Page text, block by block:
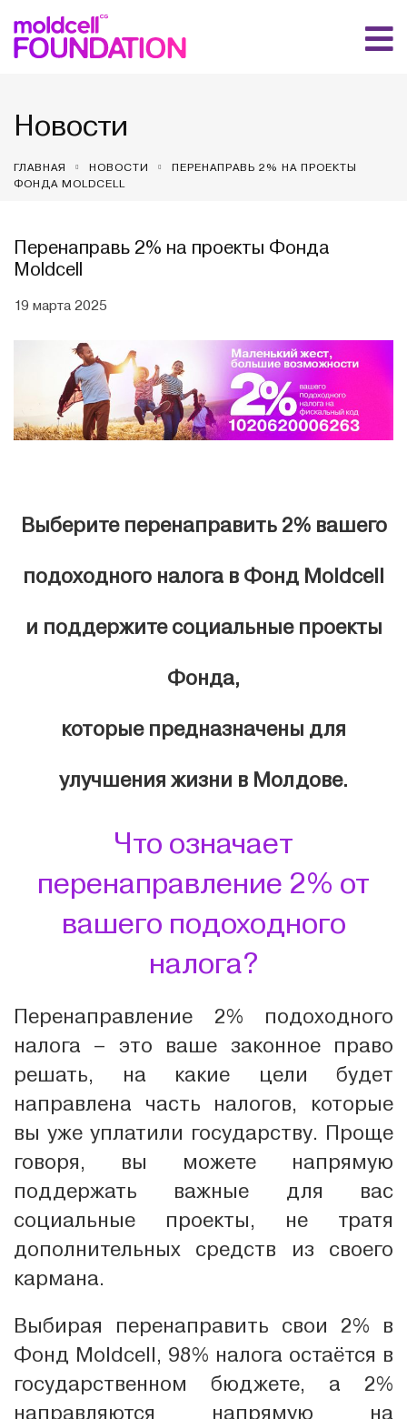
Новости
ГЛАВНАЯ НОВОСТИ
ПЕРЕНАПРАВЬ 2% НА ПРОЕКТЫ
ФОНДА MOLDCELL
Перенаправь 2% на проекты Фонда
Moldcell
19 марта 2025
Выберите перенаправить 2% вашего
подоходного налога в Фонд Moldcell
и поддержите социальные проекты
Фонда,
которые предназначены для
улучшения жизни в Молдове.
Что означает
перенаправление 2% от
вашего подоходного
налога?
Перенаправление 2% подоходного
налога – это ваше законное право
решать, на какие цели будет
направлена часть налогов, которые
вы уже уплатили государству. Проще
говоря, вы можете напрямую
поддержать важные для вас
социальные проекты, не тратя
дополнительных средств из своего
кармана.
Выбирая перенаправить свои 2% в
Фонд Moldcell, 98% налога остаётся в
государственном бюджете, а 2%
направляются напрямую на